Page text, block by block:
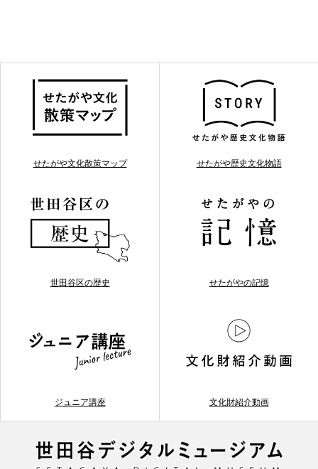
せたがや文化散策マップ せたがや歴史文化物語
世田谷区の歴史 せたがやの記憶
ジュニア講座 文化財紹介動画